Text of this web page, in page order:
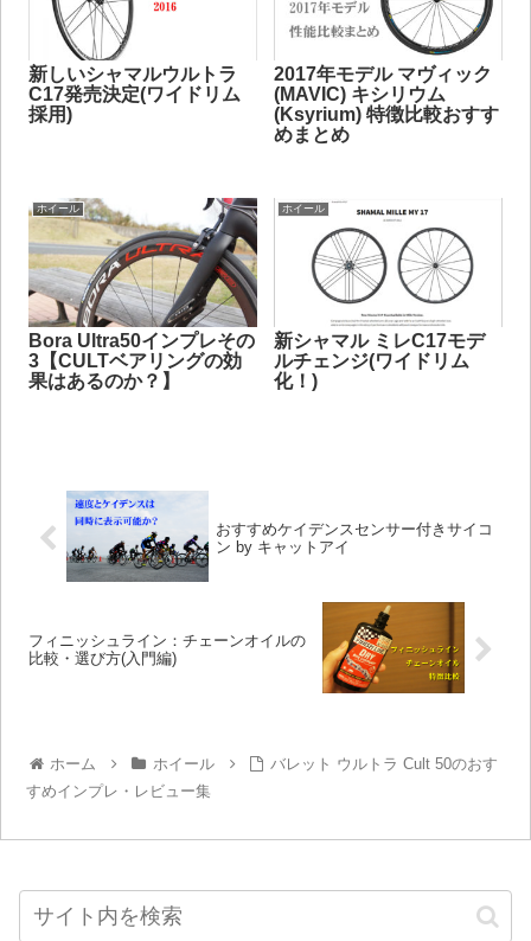
新しいシャマルウルトラ
C17発売決定(ワイドリム
採用)
2017年モデル マヴィック
(MAVIC) キシリウム
(Ksyrium) 特徴比較おすす
めまとめ
ホイール
Bora Ultra50インプレその
3【CULTベアリングの効
果はあるのか？】
ホイール
新シャマル ミレC17モデ
ルチェンジ(ワイドリム
化！)
おすすめケイデンスセンサー付きサイコ
ン by キャットアイ
フィニッシュライン：チェーンオイルの
比較・選び方(入門編)
ホーム ホイール
バレット ウルトラ Cult 50のおす
すめインプレ・レビュー集